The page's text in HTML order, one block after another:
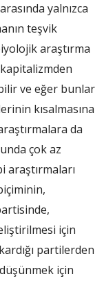
yalnızca
teşvik
araştırma
ve eğer bunlar
kısalmasına
da
çok az
araştırmaları
için
partilerden
için